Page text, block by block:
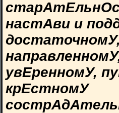
настАви и
увЕренномУ,
крЕстномУ